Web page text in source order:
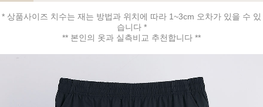
* 상품사이즈 치수는 재는 방법과 위치에 따라 1~3cm 오차가 있을 수 있
습니다 *
** 본인의 옷과 실측비교 추천합니다 **